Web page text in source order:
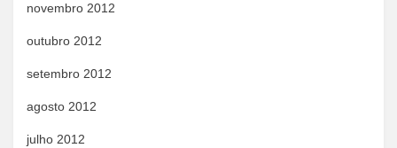
novembro 2012
outubro 2012
setembro 2012
agosto 2012
julho 2012